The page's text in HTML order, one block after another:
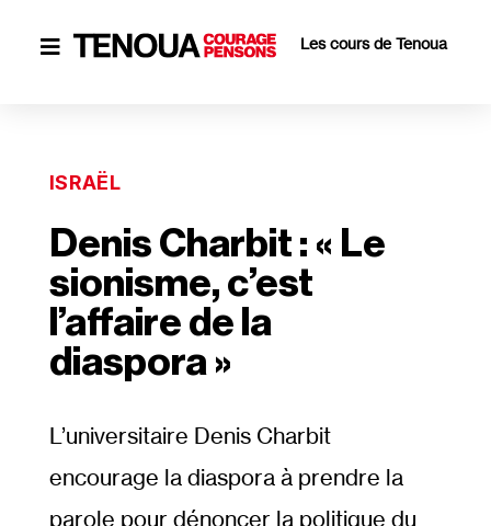
 Les cours de Tenoua
ISRAËL
Denis Charbit : « Le
sionisme, c’est
l’affaire de la
diaspora »
L’universitaire Denis Charbit
encourage la diaspora à prendre la
parole pour dénoncer la politique du